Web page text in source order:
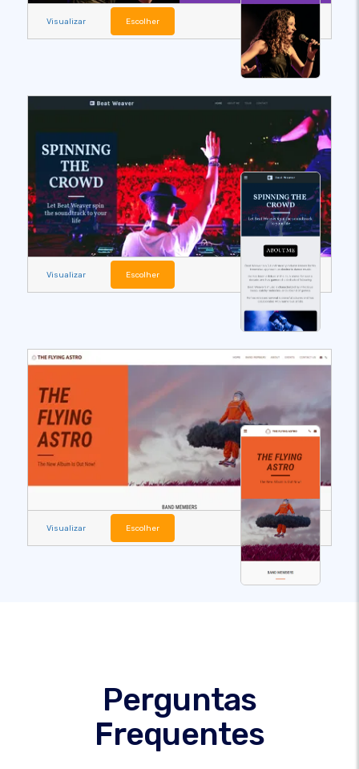
Visualizar Escolher
Visualizar Escolher
Visualizar Escolher
Perguntas
Frequentes